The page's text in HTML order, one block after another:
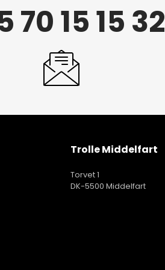
70 15 15 32
Trolle Middelfart
Torvet 1
DK-5500 Middelfart